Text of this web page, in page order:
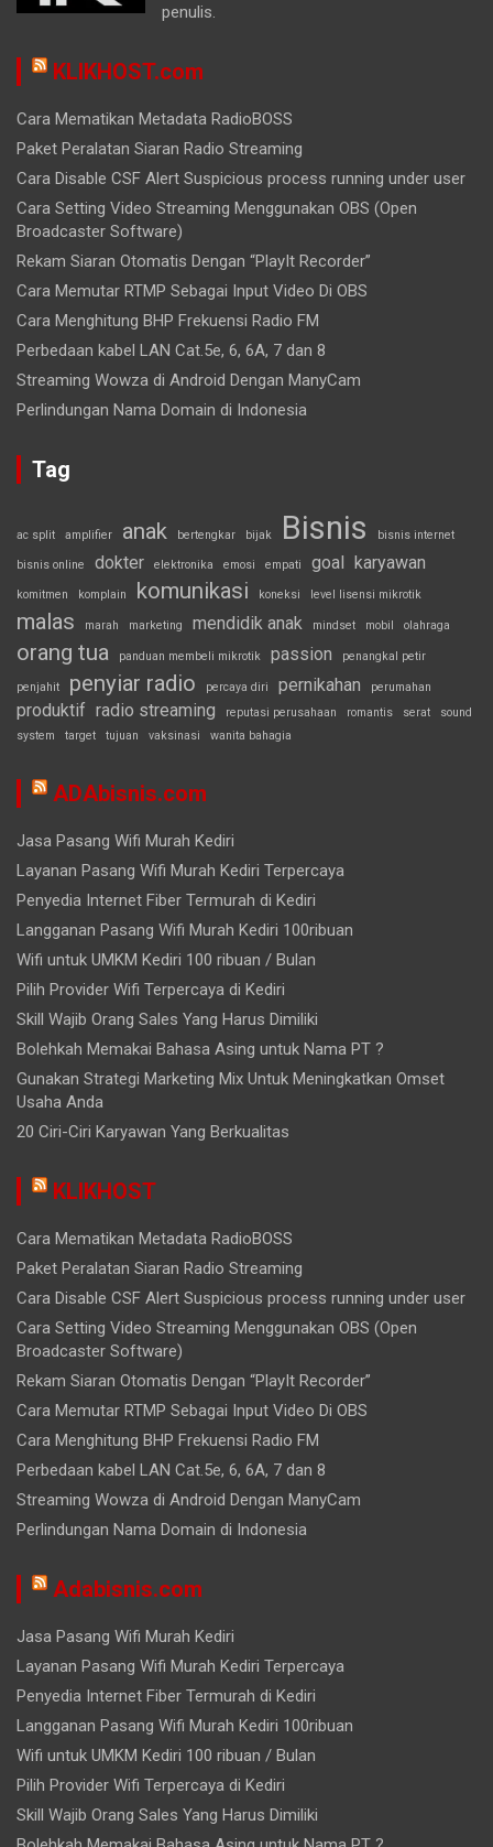
penulis.
KLIKHOST.com
Cara Mematikan Metadata RadioBOSS
Paket Peralatan Siaran Radio Streaming
Cara Disable CSF Alert Suspicious process running under user
Cara Setting Video Streaming Menggunakan OBS (Open
Broadcaster Software)
Rekam Siaran Otomatis Dengan “PlayIt Recorder”
Cara Memutar RTMP Sebagai Input Video Di OBS
Cara Menghitung BHP Frekuensi Radio FM
Perbedaan kabel LAN Cat.5e, 6, 6A, 7 dan 8
Streaming Wowza di Android Dengan ManyCam
Perlindungan Nama Domain di Indonesia
Tag
ac split amplifier anak bertengkar bijak Bisnis bisnis internet
bisnis online dokter elektronika emosi empati goal karyawan
komitmen komplain komunikasi koneksi level lisensi mikrotik
malas marah marketing mendidik anak mindset mobil olahraga
orang tua panduan membeli mikrotik passion penangkal petir
penjahit penyiar radio percaya diri pernikahan perumahan
produktif radio streaming reputasi perusahaan romantis serat
sound
system
target tujuan vaksinasi wanita bahagia
ADAbisnis.com
Jasa Pasang Wifi Murah Kediri
Layanan Pasang Wifi Murah Kediri Terpercaya
Penyedia Internet Fiber Termurah di Kediri
Langganan Pasang Wifi Murah Kediri 100ribuan
Wifi untuk UMKM Kediri 100 ribuan / Bulan
Pilih Provider Wifi Terpercaya di Kediri
Skill Wajib Orang Sales Yang Harus Dimiliki
Bolehkah Memakai Bahasa Asing untuk Nama PT ?
Gunakan Strategi Marketing Mix Untuk Meningkatkan Omset
Usaha Anda
20 Ciri-Ciri Karyawan Yang Berkualitas
KLIKHOST
Cara Mematikan Metadata RadioBOSS
Paket Peralatan Siaran Radio Streaming
Cara Disable CSF Alert Suspicious process running under user
Cara Setting Video Streaming Menggunakan OBS (Open
Broadcaster Software)
Rekam Siaran Otomatis Dengan “PlayIt Recorder”
Cara Memutar RTMP Sebagai Input Video Di OBS
Cara Menghitung BHP Frekuensi Radio FM
Perbedaan kabel LAN Cat.5e, 6, 6A, 7 dan 8
Streaming Wowza di Android Dengan ManyCam
Perlindungan Nama Domain di Indonesia
Adabisnis.com
Jasa Pasang Wifi Murah Kediri
Layanan Pasang Wifi Murah Kediri Terpercaya
Penyedia Internet Fiber Termurah di Kediri
Langganan Pasang Wifi Murah Kediri 100ribuan
Wifi untuk UMKM Kediri 100 ribuan / Bulan
Pilih Provider Wifi Terpercaya di Kediri
Skill Wajib Orang Sales Yang Harus Dimiliki